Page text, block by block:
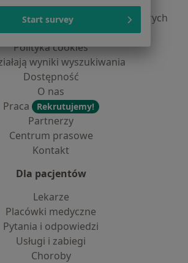
profesjonalistów
dla profesjonalistów, których
samodzielnie
Polityka cookies
wyniki wyszukiwania
Dostępność
O nas
Praca
Rekrutujemy!
Partnerzy
Centrum prasowe
Kontakt
Dla pacjentów
Lekarze
Placówki medyczne
Pytania i odpowiedzi
Usługi i zabiegi
Choroby
Start survey